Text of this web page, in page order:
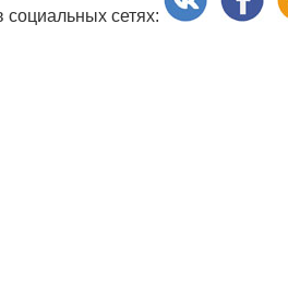
социальных сетях: